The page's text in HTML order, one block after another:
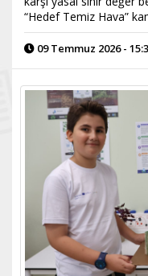
“Hedef Temiz Hava”
09 Temmuz 2026 -